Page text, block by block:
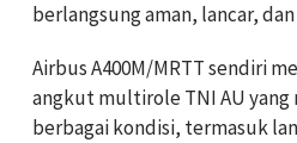
berlangsung aman, lancar,
Airbus A400M/MRTT sendiri
angkut multirole TNI AU
berbagai kondisi, termasuk